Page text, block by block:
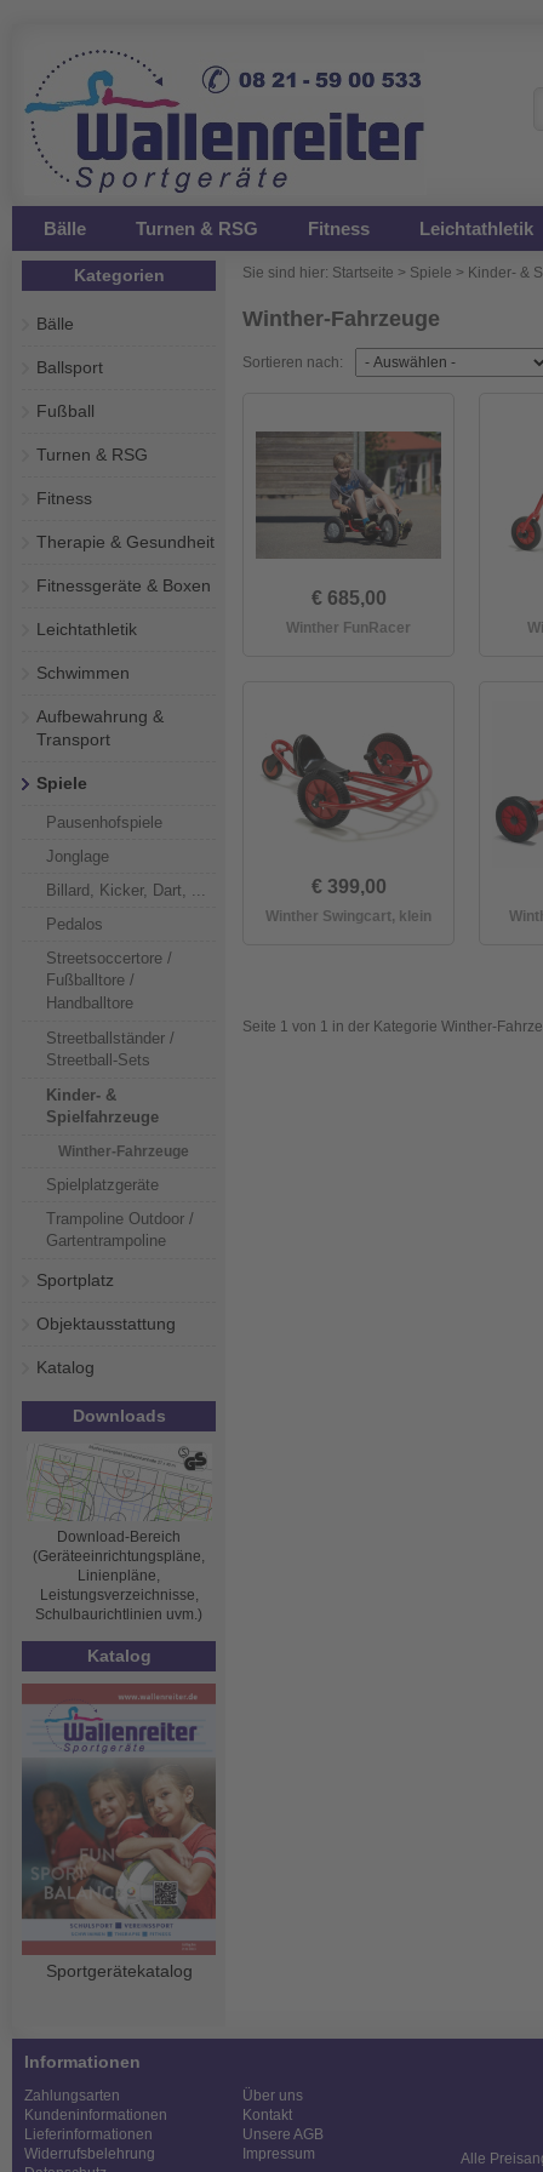
Bälle Turnen & RSG Fitness Leichtathletik
Kategorien
Bälle
Ballsport
Fußball
Turnen & RSG
Fitness
Therapie & Gesundheit
Fitnessgeräte & Boxen
Leichtathletik
Schwimmen
Aufbewahrung &
Transport
Spiele
Pausenhofspiele
Jonglage
Billard, Kicker, Dart, ...
Pedalos
Streetsoccertore /
Fußballtore /
Handballtore
Streetballständer /
Streetball-Sets
Kinder- &
Spielfahrzeuge
Winther-Fahrzeuge
Spielplatzgeräte
Trampoline Outdoor /
Gartentrampoline
Sportplatz
Objektausstattung
Katalog
Downloads
Download-Bereich
(Geräteeinrichtungspläne,
Linienpläne,
Leistungsverzeichnisse,
Schulbaurichtlinien uvm.)
Katalog
Sportgerätekatalog
Sie sind hier: Startseite > Spiele > Kinder- &
Winther-Fahrzeuge
Sortieren nach:
€ 685,00
Winther FunRacer
€ 399,00
Winther Swingcart, klein
Seite 1 von 1 in der Kategorie Winther-
Informationen
Zahlungsarten
Kundeninformationen
Lieferinformationen
Widerrufsbelehrung
Über uns
Kontakt
Unsere AGB
Impressum
Alle